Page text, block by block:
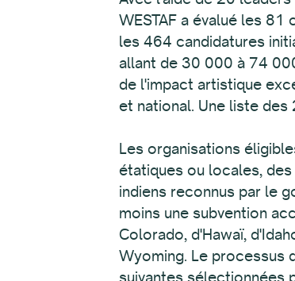
WESTAF a évalué les
les 464 candidatures
allant de 30 000 à 74
de l'impact artistique
et national. Une liste
Les organisations
étatiques ou locales,
indiens reconnus par le
moins une subvention
Colorado, d'Hawaï,
Wyoming. Le processus
suivantes sélectionnées